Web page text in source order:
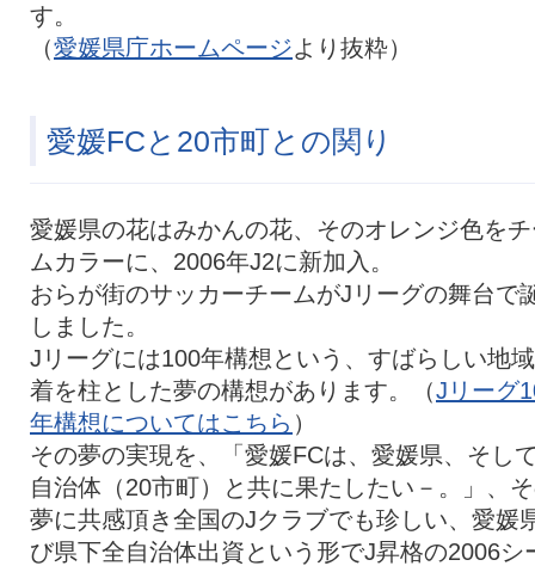
す。
（愛媛県庁ホームページより抜粋）
愛媛FCと20市町との関り
愛媛県の花はみかんの花、そのオレンジ色を
ムカラーに、2006年J2に新加入。
おらが街のサッカーチームがJリーグの舞台で
しました。
Jリーグには100年構想という、すばらしい地
着を柱とした夢の構想があります。（Jリーグ
年構想についてはこちら ）
その夢の実現を、「愛媛FCは、愛媛県、そし
自治体（20市町）と共に果たしたい－。」、
夢に共感頂き全国のJクラブでも珍しい、愛媛
び県下全自治体出資という形でJ昇格の2006シ